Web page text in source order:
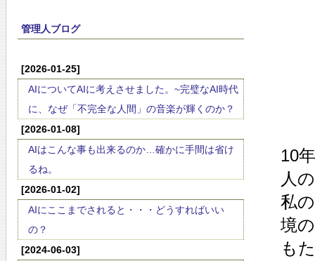
管理人ブログ
[2026-01-25]
AIについてAIに考えさせました。~完璧なAI時代
に、なぜ「不完全な人間」の音楽が輝くのか？
[2026-01-08]
AIはこんな事も出来るのか…確かに手間は省け
るね。
[2026-01-02]
AIにここまでされると・・・どうすればいい
の？
[2024-06-03]
10
人
私
境
も